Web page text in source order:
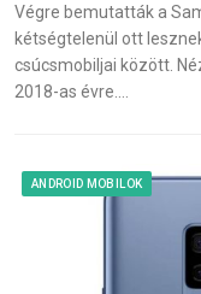
Végre bemutatták a
kétségtelenül ott
csúcsmobiljai között.
2018-as évre.…
ANDROID MOBILOK